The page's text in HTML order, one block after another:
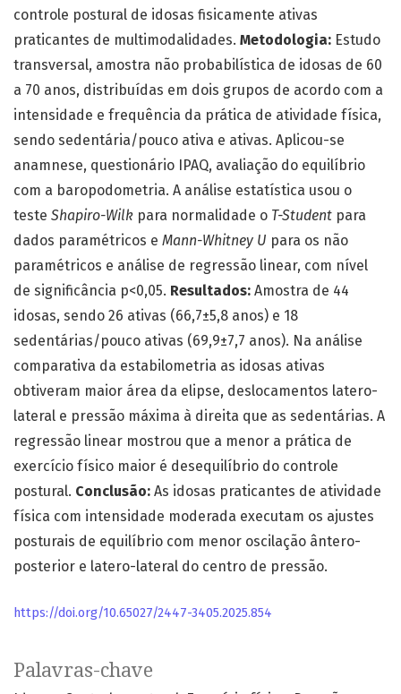
Palavras-chave
controle postural de idosas fisicamente ativas
praticantes de multimodalidades. Metodologia: Estudo
transversal, amostra não probabilística de idosas de 60
a 70 anos, distribuídas em dois grupos de acordo com a
intensidade e frequência da prática de atividade física,
sendo sedentária/pouco ativa e ativas. Aplicou-se
anamnese, questionário IPAQ, avaliação do equilíbrio
com a baropodometria. A análise estatística usou o
teste Shapiro-Wilk para normalidade o T-Student para
dados paramétricos e Mann-Whitney U para os não
paramétricos e análise de regressão linear, com nível
de significância p<0,05. Resultados: Amostra de 44
idosas, sendo 26 ativas (66,7±5,8 anos) e 18
sedentárias/pouco ativas (69,9±7,7 anos). Na análise
comparativa da estabilometria as idosas ativas
obtiveram maior área da elipse, deslocamentos latero-
lateral e pressão máxima à direita que as sedentárias. A
regressão linear mostrou que a menor a prática de
exercício físico maior é desequilíbrio do controle
postural. Conclusão: As idosas praticantes de atividade
física com intensidade moderada executam os ajustes
posturais de equilíbrio com menor oscilação ântero-
posterior e latero-lateral do centro de pressão.
https://doi.org/10.65027/2447-3405.2025.854